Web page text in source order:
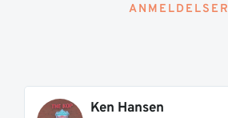
ANMELDELSER
Ken Hansen